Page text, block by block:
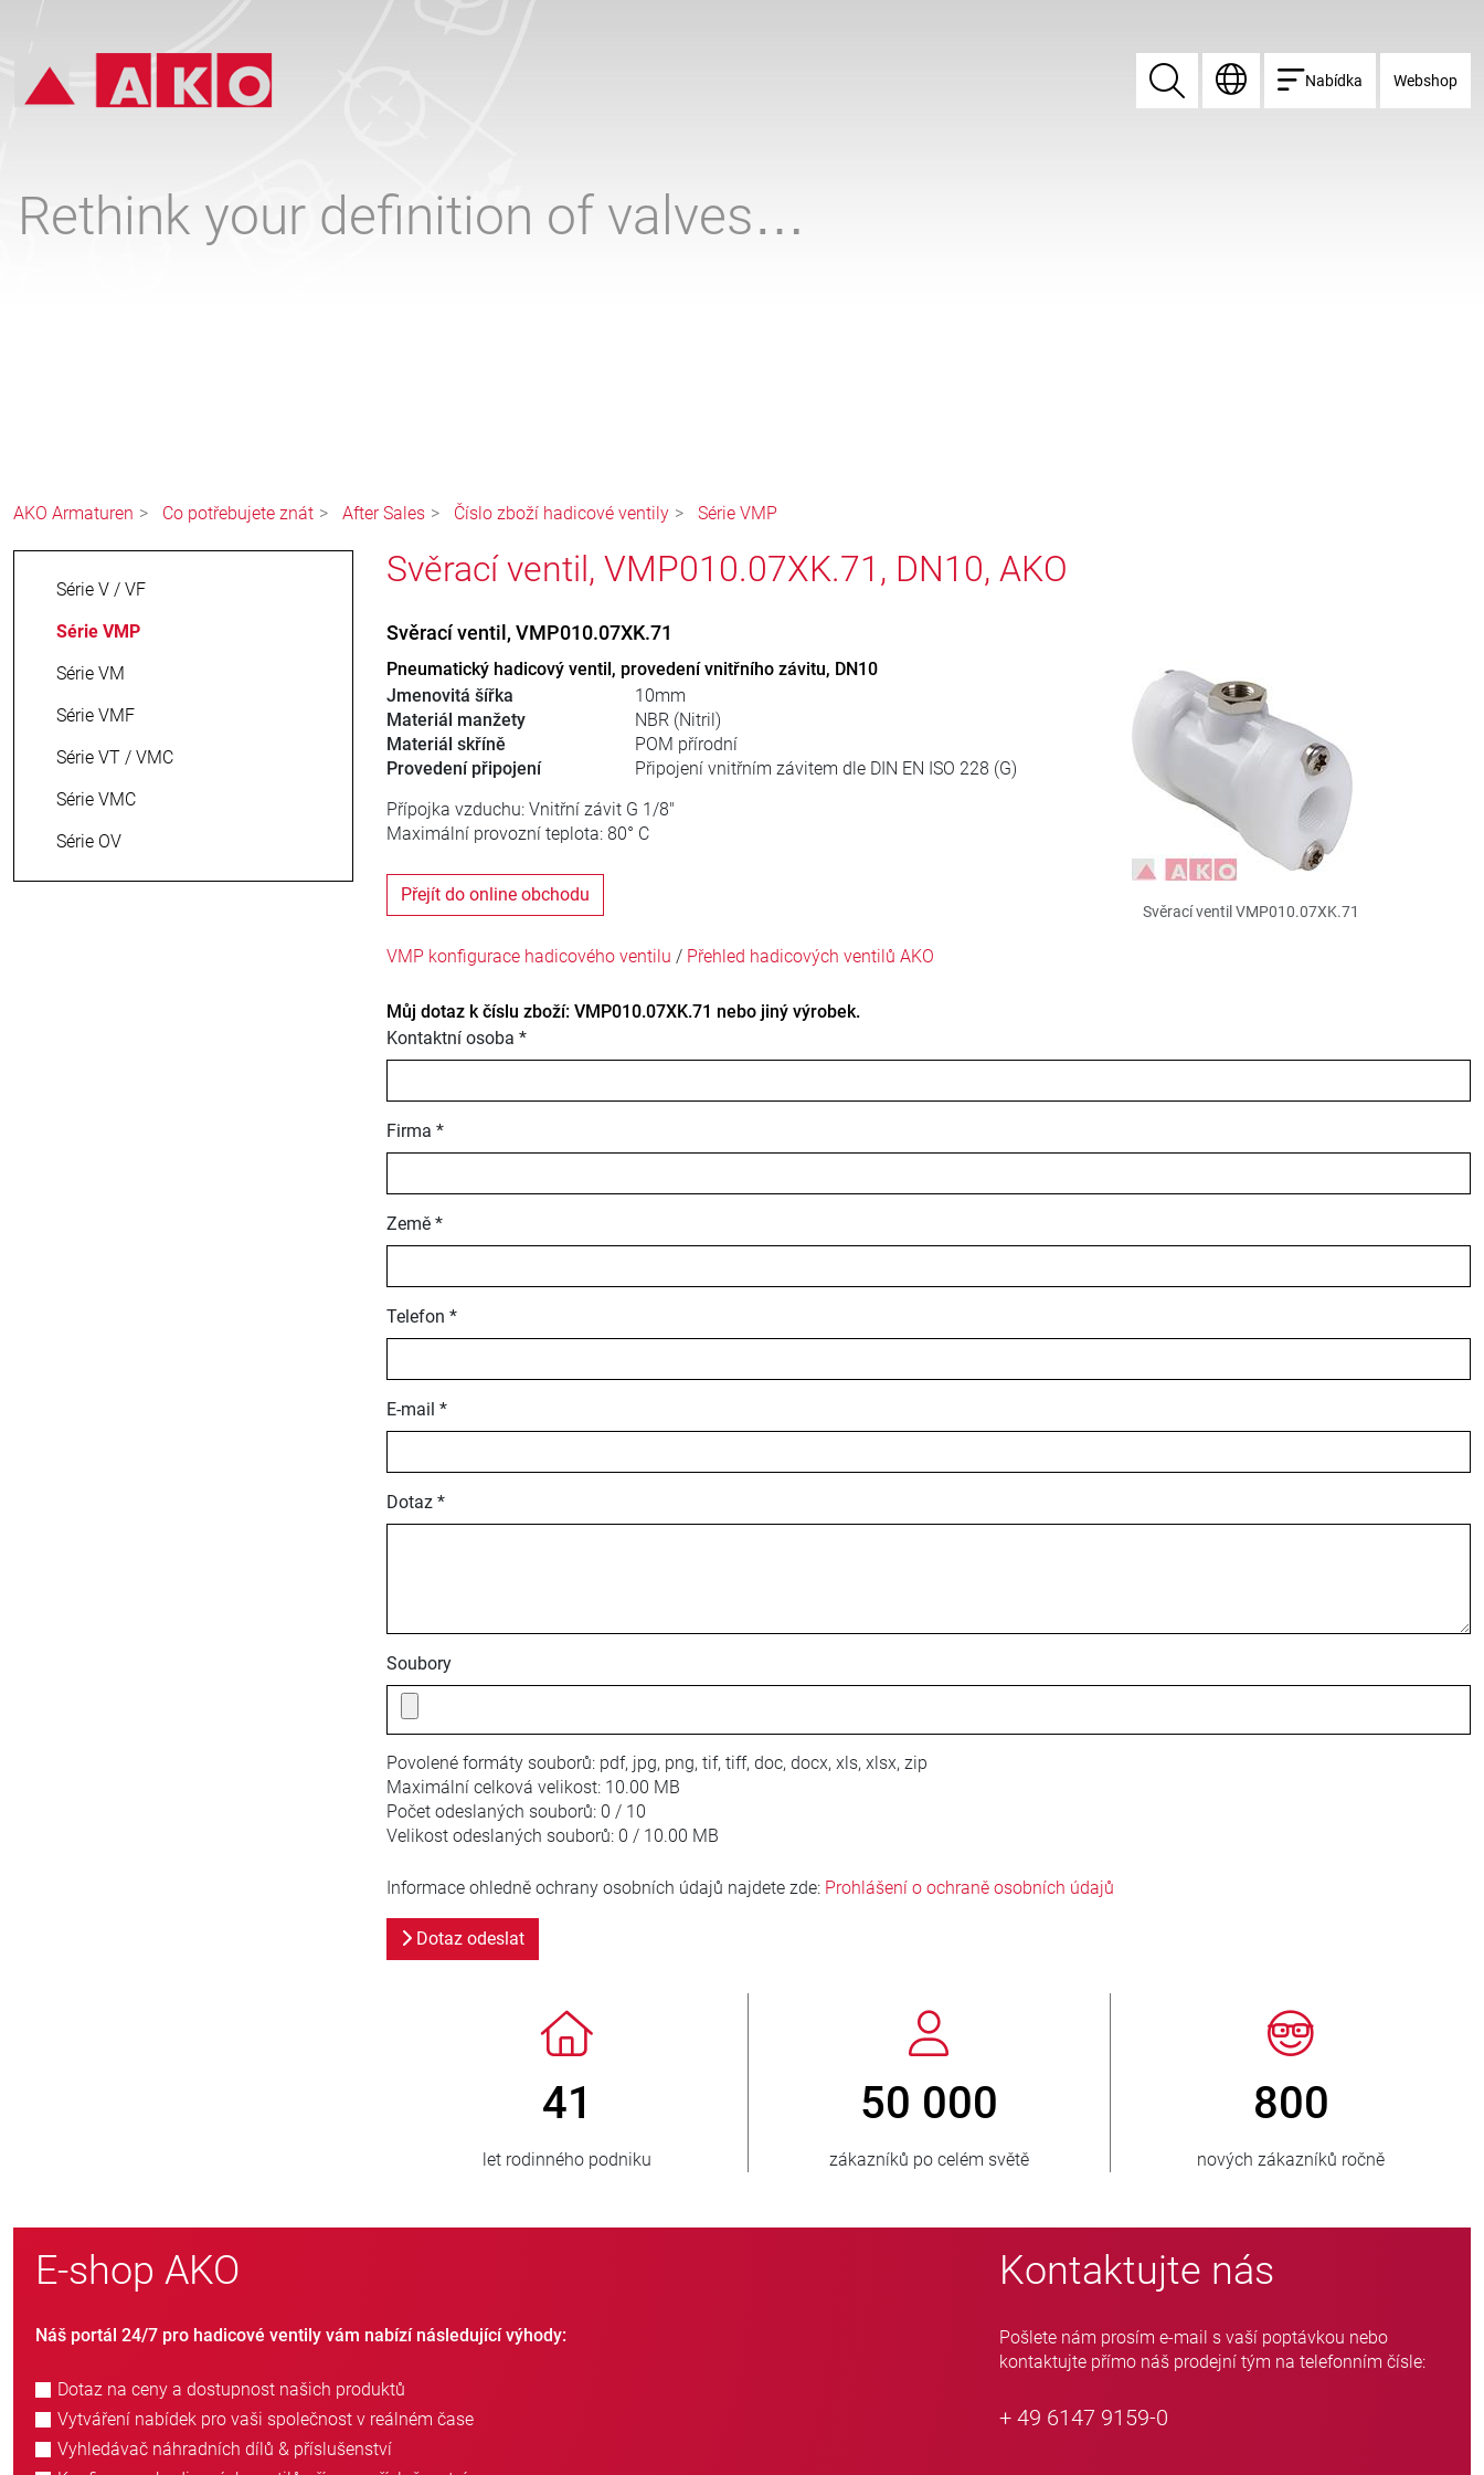
Vyhledat
Vyhledat Nabídka Webshop
Rethink your definition of valves…
AKO Armaturen Co potřebujete znát After Sales Číslo zboží hadicové ventily Série VMP
Série V / VF
Série VMP
Série VM
Série VMF
Série VT / VMC
Série VMC
Série OV
Svěrací ventil, VMP010.07XK.71, DN10, AKO
Svěrací ventil, VMP010.07XK.71
Pneumatický hadicový ventil, provedení vnitřního závitu, DN10
Jmenovitá šířka
10mm
Materiál manžety
NBR (Nitril)
Materiál skříně
POM přírodní
Provedení připojení
Připojení vnitřním závitem dle DIN EN ISO 228 (G)
Přípojka vzduchu: Vnitřní závit G 1/8"
Maximální provozní teplota: 80° C
Přejít do online obchodu
Svěrací ventil VMP010.07XK.71
VMP konfigurace hadicového ventilu / Přehled hadicových ventilů AKO
Můj dotaz k číslu zboží: VMP010.07XK.71 nebo jiný výrobek.
Kontaktní osoba *
Firma *
Země *
Telefon *
E-mail *
Dotaz *
Soubory
Povolené formáty souborů: pdf, jpg, png, tif, tiff, doc, docx, xls, xlsx, zip
Maximální celková velikost: 10.00 MB
Počet odeslaných souborů: 0 / 10
Velikost odeslaných souborů: 0 / 10.00 MB
Informace ohledně ochrany osobních údajů najdete zde: Prohlášení o ochraně osobních údajů
Dotaz odeslat
> 3 500 000
prodaných jednotek
150
zásobovaných zemí
> 15 000
variant hadicových ventilů
E-shop AKO
Náš portál 24/7 pro hadicové ventily vám nabízí následující výhody:
Dotaz na ceny a dostupnost našich produktů
Vytváření nabídek pro vaši společnost v reálném čase
Vyhledávač náhradních dílů & příslušenství
Kontaktujte nás
Pošlete nám prosím e-mail s vaší poptávkou nebo
kontaktujte přímo náš prodejní tým na telefonním čísle:
+ 49 6147 9159-0